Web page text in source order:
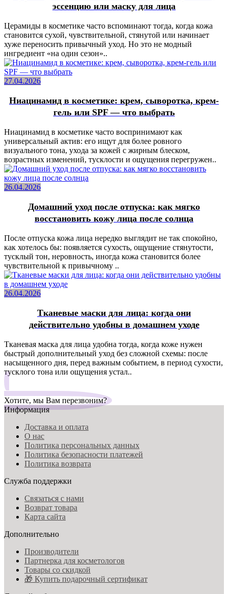
эссенцию или маску для лица
Церамиды в косметике часто вспоминают тогда, когда кожа
становится сухой, чувствительной, стянутой или начинает
хуже переносить привычный уход. Но это не модный
ингредиент «на один сезон»..
27.04.2026
Ниацинамид в косметике: крем, сыворотка, крем-
гель или SPF — что выбрать
Ниацинамид в косметике часто воспринимают как
универсальный актив: его ищут для более ровного
визуального тона, ухода за кожей с жирным блеском,
возрастных изменений, тусклости и ощущения перегружен..
26.04.2026
Домашний уход после отпуска: как мягко
восстановить кожу лица после солнца
После отпуска кожа лица нередко выглядит не так спокойно,
как хотелось бы: появляется сухость, ощущение стянутости,
тусклый тон, неровность, иногда кожа становится более
чувствительной к привычному ..
26.04.2026
Тканевые маски для лица: когда они
действительно удобны в домашнем уходе
Тканевая маска для лица удобна тогда, когда коже нужен
быстрый дополнительный уход без сложной схемы: после
насыщенного дня, перед важным событием, в период сухости,
тусклого тона или ощущения устал..
Хотите, мы Вам перезвоним?
Информация
Доставка и оплата
О нас
Политика персональных данных
Политика безопасности платежей
Политика возврата
Служба поддержки
Связаться с нами
Возврат товара
Карта сайта
Дополнительно
Производители
Партнерка для косметологов
Товары со скидкой
🎁 Купить подарочный сертификат